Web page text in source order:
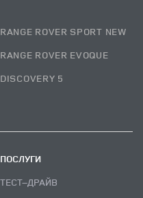
RANGE ROVER SPORT NEW
RANGE ROVER EVOQUE
DISCOVERY 5
ПОСЛУГИ
ТЕСТ–ДРАЙВ